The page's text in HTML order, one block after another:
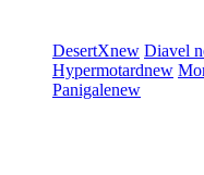
DesertXnew Diavel
Hypermotardnew
Panigalenew